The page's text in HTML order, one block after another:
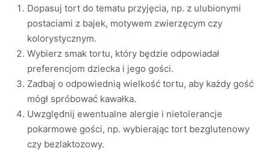
Dopasuj tort do tematu przyjęcia, np. z ulubionymi
postaciami z bajek, motywem zwierzęcym czy
kolorystycznym.
Wybierz smak tortu, który będzie odpowiadał
preferencjom dziecka i jego gości.
Zadbaj o odpowiednią wielkość tortu, aby każdy gość
mógł spróbować kawałka.
Uwzględnij ewentualne alergie i nietolerancje
pokarmowe gości, np. wybierając tort bezglutenowy
czy bezlaktozowy.